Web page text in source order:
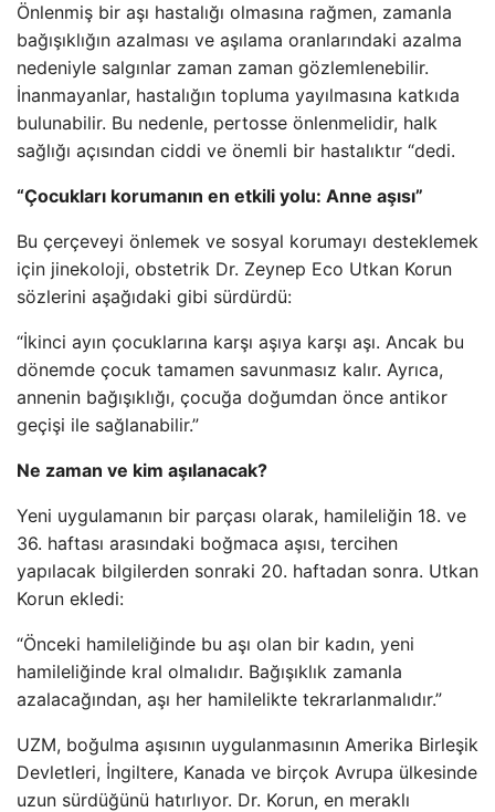
Önlenmiş bir aşı hastalığı olmasına rağmen, zamanla
bağışıklığın azalması ve aşılama oranlarındaki azalma
nedeniyle salgınlar zaman zaman gözlemlenebilir.
İnanmayanlar, hastalığın topluma yayılmasına katkıda
bulunabilir. Bu nedenle, pertosse önlenmelidir, halk
sağlığı açısından ciddi ve önemli bir hastalıktır “dedi.
“Çocukları korumanın en etkili yolu: Anne aşısı”
Bu çerçeveyi önlemek ve sosyal korumayı desteklemek
için jinekoloji, obstetrik Dr. Zeynep Eco Utkan Korun
sözlerini aşağıdaki gibi sürdürdü:
“İkinci ayın çocuklarına karşı aşıya karşı aşı. Ancak bu
dönemde çocuk tamamen savunmasız kalır. Ayrıca,
annenin bağışıklığı, çocuğa doğumdan önce antikor
geçişi ile sağlanabilir.”
Ne zaman ve kim aşılanacak?
Yeni uygulamanın bir parçası olarak, hamileliğin 18. ve
36. haftası arasındaki boğmaca aşısı, tercihen
yapılacak bilgilerden sonraki 20. haftadan sonra. Utkan
Korun ekledi:
“Önceki hamileliğinde bu aşı olan bir kadın, yeni
hamileliğinde kral olmalıdır. Bağışıklık zamanla
azalacağından, aşı her hamilelikte tekrarlanmalıdır.”
UZM, boğulma aşısının uygulanmasının Amerika Birleşik
Devletleri, İngiltere, Kanada ve birçok Avrupa ülkesinde
uzun sürdüğünü hatırlıyor. Dr. Korun, en meraklı